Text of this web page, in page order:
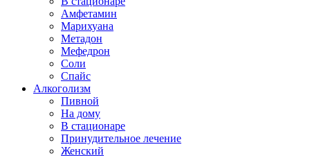
Амфетамин
Марихуана
Метадон
Мефедрон
Соли
Спайс
Алкоголизм
Пивной
На дому
В стационаре
Принудительное лечение
Женский